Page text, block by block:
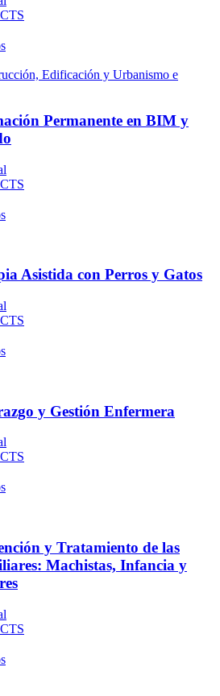
Edificación y Urbanismo e
Permanente en BIM y
Asistida con Perros y Gatos
y Gestión Enfermera
y Tratamiento de las
Machistas, Infancia y